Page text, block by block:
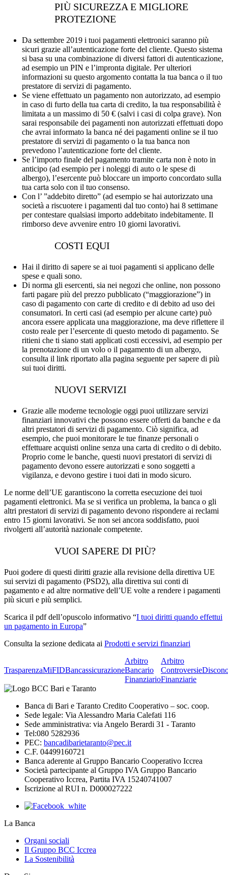
PIÙ SICUREZZA E MIGLIORE
PROTEZIONE
Da settembre 2019 i tuoi pagamenti elettronici saranno più
sicuri grazie all’autenticazione forte del cliente. Questo sistema
si basa su una combinazione di diversi fattori di autenticazione,
ad esempio un PIN e l’impronta digitale. Per ulteriori
informazioni su questo argomento contatta la tua banca o il tuo
prestatore di servizi di pagamento.
Se viene effettuato un pagamento non autorizzato, ad esempio
in caso di furto della tua carta di credito, la tua responsabilità è
limitata a un massimo di 50 € (salvi i casi di colpa grave). Non
sarai responsabile dei pagamenti non autorizzati effettuati dopo
che avrai informato la banca né dei pagamenti online se il tuo
prestatore di servizi di pagamento o la tua banca non
prevedono l’autenticazione forte del cliente.
Se l’importo finale del pagamento tramite carta non è noto in
anticipo (ad esempio per i noleggi di auto o le spese di
albergo), l’esercente può bloccare un importo concordato sulla
tua carta solo con il tuo consenso.
Con l’ ”addebito diretto” (ad esempio se hai autorizzato una
società a riscuotere i pagamenti dal tuo conto) hai 8 settimane
per contestare qualsiasi importo addebitato indebitamente. Il
rimborso deve avvenire entro 10 giorni lavorativi.
COSTI EQUI
Hai il diritto di sapere se ai tuoi pagamenti si applicano delle
spese e quali sono.
Di norma gli esercenti, sia nei negozi che online, non possono
farti pagare più del prezzo pubblicato (“maggiorazione”) in
caso di pagamento con carte di credito e di debito ad uso dei
consumatori. In certi casi (ad esempio per alcune carte) può
ancora essere applicata una maggiorazione, ma deve riflettere il
costo reale per l’esercente di questo metodo di pagamento. Se
ritieni che ti siano stati applicati costi eccessivi, ad esempio per
la prenotazione di un volo o il pagamento di un albergo,
consulta il link riportato alla pagina seguente per sapere di più
sui tuoi diritti.
NUOVI SERVIZI
Grazie alle moderne tecnologie oggi puoi utilizzare servizi
finanziari innovativi che possono essere offerti da banche e da
altri prestatori di servizi di pagamento. Ciò significa, ad
esempio, che puoi monitorare le tue finanze personali o
effettuare acquisti online senza una carta di credito o di debito.
Proprio come le banche, questi nuovi prestatori di servizi di
pagamento devono essere autorizzati e sono soggetti a
vigilanza, e devono gestire i tuoi dati in modo sicuro.
Le norme dell’UE garantiscono la corretta esecuzione dei tuoi
pagamenti elettronici. Ma se si verifica un problema, la banca o gli
altri prestatori di servizi di pagamento devono rispondere ai reclami
entro 15 giorni lavorativi. Se non sei ancora soddisfatto, puoi
rivolgerti all’autorità nazionale competente.
VUOI SAPERE DI PIÙ?
Puoi godere di questi diritti grazie alla revisione della direttiva UE
sui servizi di pagamento (PSD2), alla direttiva sui conti di
pagamento e ad altre normative dell’UE volte a rendere i pagamenti
più sicuri e più semplici.
Scarica il pdf dell’opuscolo informativo “I tuoi diritti quando effettui
un pagamento in Europa”
Consulta la sezione dedicata ai Prodotti e servizi finanziari
TrasparenzaMiFIDBancassicurazione
Arbitro
Bancario
Finanziario
Arbitro
Controversie
Finanziarie
Banca di Bari e Taranto Credito Cooperativo – soc. coop.
Sede legale: Via Alessandro Maria Calefati 116
Sede amministrativa: via Angelo Berardi 31 - Taranto
Tel:080 5282936
PEC: bancadibarietaranto@pec.it
C.F. 04499160721
Banca aderente al Gruppo Bancario Cooperativo Iccrea
Società partecipante al Gruppo IVA Gruppo Bancario
Cooperativo Iccrea, Partita IVA 15240741007
Iscrizione al RUI n. D000027222
La Banca
Organi sociali
Il Gruppo BCC Iccrea
La Sostenibilità